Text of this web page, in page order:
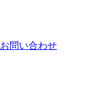
お問い合わせ